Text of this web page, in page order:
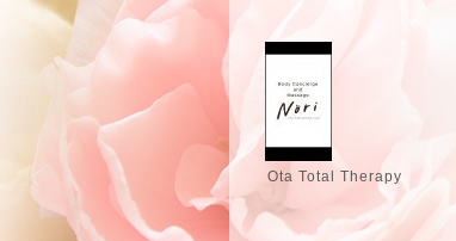
Ota Total Therapy